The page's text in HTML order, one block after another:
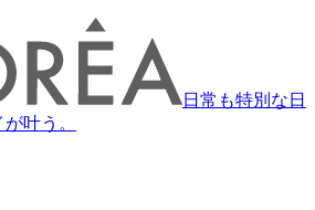
日常も特別な日
叶う。